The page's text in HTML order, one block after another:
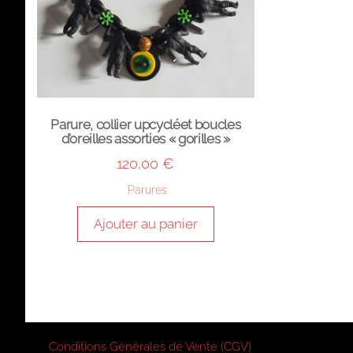
Parure, collier upcycléet boucles
d’oreilles assorties « gorilles »
120,00€
Parures
Ajouter au panier
Conditions Générales de Vente (CGV)